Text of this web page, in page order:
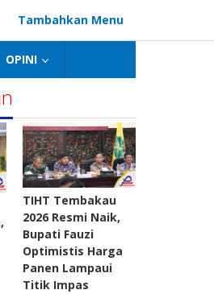
Tambahkan Menu
OPINI
TIHT Tembakau
2026 Resmi Naik,
Bupati Fauzi
Optimistis Harga
Panen Lampaui
Titik Impas